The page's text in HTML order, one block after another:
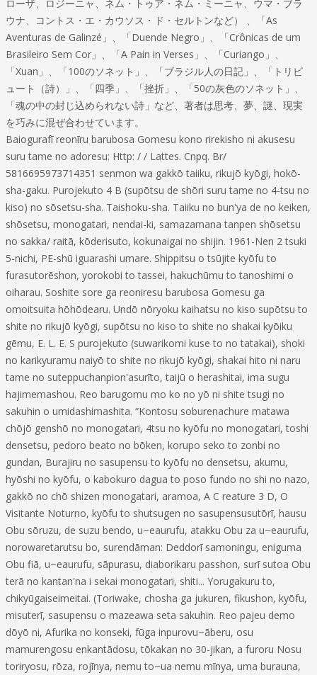
ローザ、ロジーニャ、ネム・トゥア・ネム・ミーニャ、ウマ・ブラ
ウナ、コントス・エ・カウソス・ド・セルトンなど） 、「As
Aventuras de Galinzé」、「Duende Negro」、「Crônicas de um
Brasileiro Sem Cor」、「A Pain in Verses」、「Curiango」、
「Xuan」、「100のソネット」、「ブラジル人の日記」、「トリビ
ュート（詩）」、「四季」、「挫折」、「50の灰色のソネット」、
「魂の中の封じ込められない詩」など、著者は思考、夢、謎、現実
を巧みに混ぜ合わせています。
Baiogurafī reonīru barubosa Gomesu kono rirekisho ni akusesu
suru tame no adoresu: Http: / / Lattes. Cnpq. Br/
5816695973714351 senmon wa gakkō taiiku, rikujō kyōgi, hokō-
sha-gaku. Purojekuto 4 B (supōtsu de shōri suru tame no 4-tsu no
kiso) no sōsetsu-sha. Taishoku-sha. Taiiku no bun'ya de no keiken,
shōsetsu, monogatari, nendai-ki, samazamana tanpen shōsetsu
no sakka/ raitā, kōderisuto, kokunaigai no shijin. 1961-Nen 2 tsuki
5-nichi, PE-shū iguarashi umare. Shippitsu o tsūjite kyōfu to
furasutorēshon, yorokobi to tassei, hakuchūmu to tanoshimi o
oiharau. Soshite sore ga reoniresu barubosa Gomesu ga
omoitsuita hōhōdearu. Undō nōryoku kaihatsu no kiso supōtsu to
shite no rikujō kyōgi, supōtsu no kiso to shite no shakai kyōiku
gēmu, E. L. E. S purojekuto (suwarikomi kuse to no tatakai), shoki
no karikyuramu naiyō to shite no rikujō kyōgi, shakai hito ni naru
tame no suteppuchanpion'asurīto, taijū o herashitai, ima sugu
hajimemashou. Reo barugomu mo ko no yō ni shite tsugi no
sakuhin o umidashimashita. “Kontosu soburenachure matawa
chōjō genshō no monogatari, 4tsu no kyōfu no monogatari, toshi
densetsu, pedoro beato no bōken, korupo seko to zonbi no
gundan, Burajiru no sasupensu to kyōfu no densetsu, akumu,
hyōshi no kyōfu, o kabokuro dagua to poso fundo no shi no nazo,
gakkō no chō shizen monogatari, aramoa, A C reature 3 D, O
Visitante Noturno, kyōfu to shutsugen no sasupensusutōrī, hausu
Obu sōruzu, de suzu bendo, u~eaurufu, atakku Obu za u~eaurufu,
norowaretarutsu bo, surendāman: Deddorī samoningu, eniguma
Obu fiā, u~eaurufu, sāpurasu, diaborikaru passhon, surī sutoa Obu
terā no kantan'na i sekai monogatari, shiti... Yorugakuru to,
chikyūgaiseimeitai. (Toriwake, chosha ga jukuren, fikushon, kyōfu,
misuterī, sasupensu o mazeawa seta sakuhin. Reo pajeu demo
dōyō ni, Afurika no konseki, fūga inpurovu~āberu, osu
mamurengosu enkantādosu, tōkakan no 30-jikan, a furoru Nosu
toriryosu, rōza, rojīnya, nemu to~ua nemu mīnya, uma burauna,